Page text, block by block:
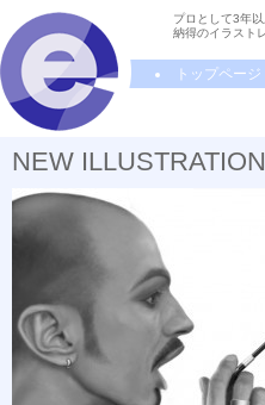
プロとして3年
納得のイラスト
トップページ
NEW ILLUSTRATION